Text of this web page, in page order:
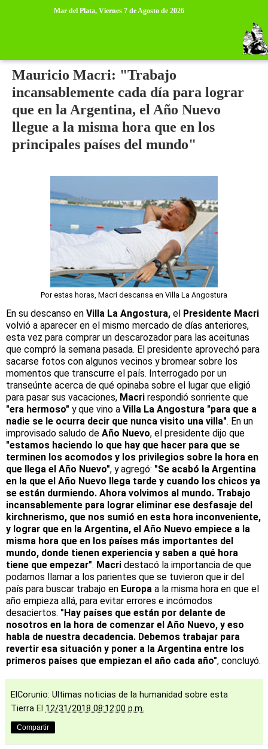
Mar del Plata, Viernes 7 de Agosto de 2026
Mauricio Macri: "Trabajo
incansablemente cada día para lograr
que en la Argentina, el Año Nuevo
llegue a la misma hora que en los
principales países del mundo"
Por estas horas, Macri descansa en Villa La Angostura
En su descanso en Villa La Angostura, el Presidente Macri
volvió a aparecer en el mismo mercado de días anteriores,
esta vez para comprar un descarozador para las aceitunas
que compró la semana pasada. El presidente aprovechó para
sacarse fotos con algunos vecinos y bromear sobre los
momentos que transcurre el país. Interrogado por un
transeúnte acerca de qué opinaba sobre el lugar que eligió
para pasar sus vacaciones, Macri respondió sonriente que
"era hermoso" y que vino a Villa La Angostura "para que a
nadie se le ocurra decir que nunca visito una villa". En un
improvisado saludo de Año Nuevo, el presidente dijo que
"estamos haciendo lo que hay que hacer para que se
terminen los acomodos y los privilegios sobre la hora en
que llega el Año Nuevo", y agregó: "Se acabó la Argentina
en la que el Año Nuevo llega tarde y cuando los chicos ya
se están durmiendo. Ahora volvimos al mundo. Trabajo
incansablemente para lograr eliminar ese desfasaje del
kirchnerismo, que nos sumió en esta hora inconveniente,
y lograr que en la Argentina, el Año Nuevo empiece a la
misma hora que en los países más importantes del
mundo, donde tienen experiencia y saben a qué hora
tiene que empezar". Macri destacó la importancia de que
podamos llamar a los parientes que se tuvieron que ir del
país para buscar trabajo en Europa a la misma hora en que el
año empieza allá, para evitar errores e incómodos
desaciertos. "Hay países que están por delante de
nosotros en la hora de comenzar el Año Nuevo, y eso
habla de nuestra decadencia. Debemos trabajar para
revertir esa situación y poner a la Argentina entre los
primeros países que empiezan el año cada año", concluyó.
ElCorunio: Ultimas noticias de la humanidad sobre esta
Tierra El 12/31/2018 08:12:00 p.m.
Compartir